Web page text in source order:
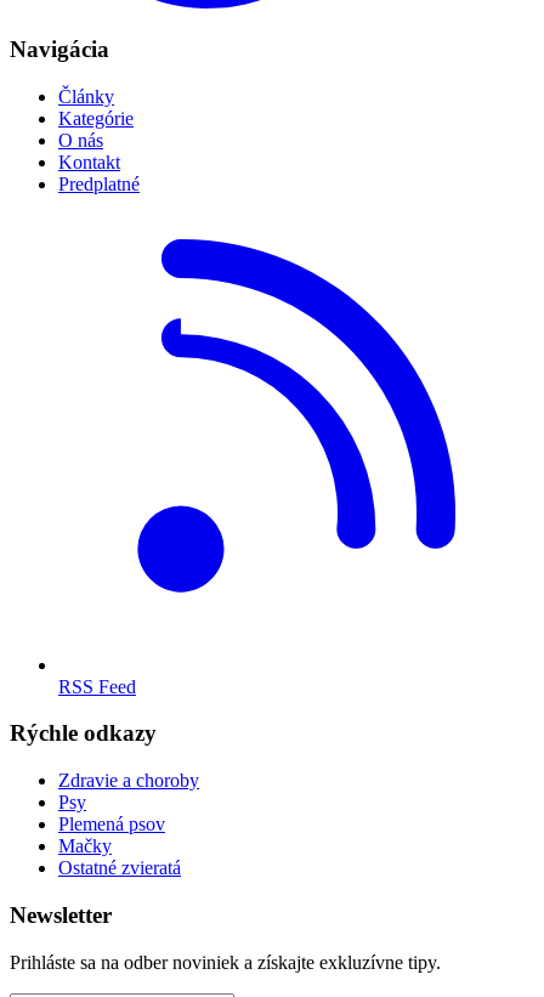
Navigácia
Články
Kategórie
O nás
Kontakt
Predplatné
RSS Feed
Rýchle odkazy
Zdravie a choroby
Psy
Plemená psov
Mačky
Ostatné zvieratá
Newsletter
Prihláste sa na odber noviniek a získajte exkluzívne tipy.